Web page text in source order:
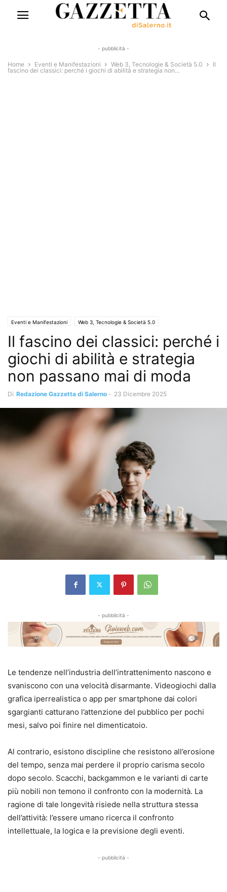
- pubblicità -
Home Eventi e Manifestazioni Web 3, Tecnologie & Società 5.0
Il
fascino dei classici: perché i giochi di abilità e strategia non...
Eventi e Manifestazioni Web 3, Tecnologie & Società 5.0
Il fascino dei classici: perché i
giochi di abilità e strategia
non passano mai di moda
Di Redazione Gazzetta di Salerno - 23 Dicembre 2025
- pubblicità -
Le tendenze nell’industria dell’intrattenimento nascono e
svaniscono con una velocità disarmante. Videogiochi dalla
grafica iperrealistica o app per smartphone dai colori
sgargianti catturano l’attenzione del pubblico per pochi
mesi, salvo poi finire nel dimenticatoio.
Al contrario, esistono discipline che resistono all’erosione
del tempo, senza mai perdere il proprio carisma secolo
dopo secolo. Scacchi, backgammon e le varianti di carte
più nobili non temono il confronto con la modernità. La
ragione di tale longevità risiede nella struttura stessa
dell’attività: l’essere umano ricerca il confronto
intellettuale, la logica e la previsione degli eventi.
- pubblicità -